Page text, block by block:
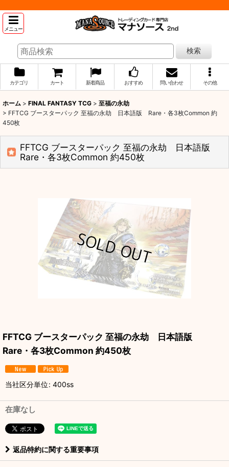
メニュー
検索
カテゴリ カート 新着商品 おすすめ 問い合わせ その他
ホーム > FINAL FANTASY TCG > 至福の永劫
> FFTCG ブースターパック 至福の永劫 日本語版 Rare・各3枚Common 約
450枚
FFTCG ブースターパック 至福の永劫 日本語版
Rare・各3枚Common 約450枚
FFTCG ブースターパック 至福の永劫 日本語版
Rare・各3枚Common 約450枚
当社区分単位: 400ss
在庫なし
返品特約に関する重要事項